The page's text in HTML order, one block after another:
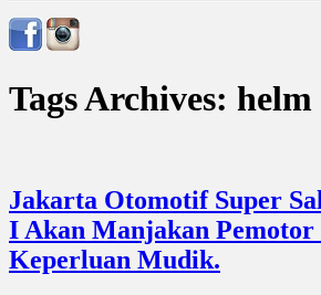
Tags Archives: helm
Jakarta Otomotif Super
I Akan Manjakan Pemotor
Keperluan Mudik.